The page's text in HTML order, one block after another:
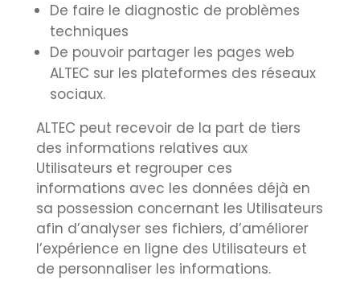
De faire le diagnostic de problèmes
techniques
De pouvoir partager les pages web
ALTEC sur les plateformes des réseaux
sociaux.
ALTEC peut recevoir de la part de tiers
des informations relatives aux
Utilisateurs et regrouper ces
informations avec les données déjà en
sa possession concernant les Utilisateurs
afin d’analyser ses fichiers, d’améliorer
l’expérience en ligne des Utilisateurs et
de personnaliser les informations.